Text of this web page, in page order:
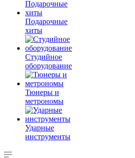
Подарочные
хиты
Студийное
оборудование
Тюнеры и
метрономы
Ударные
инструменты